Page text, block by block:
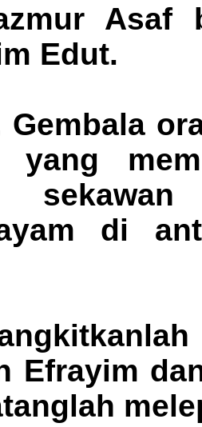
Asaf
Edut.
Gembala
yang
di
Efrayim